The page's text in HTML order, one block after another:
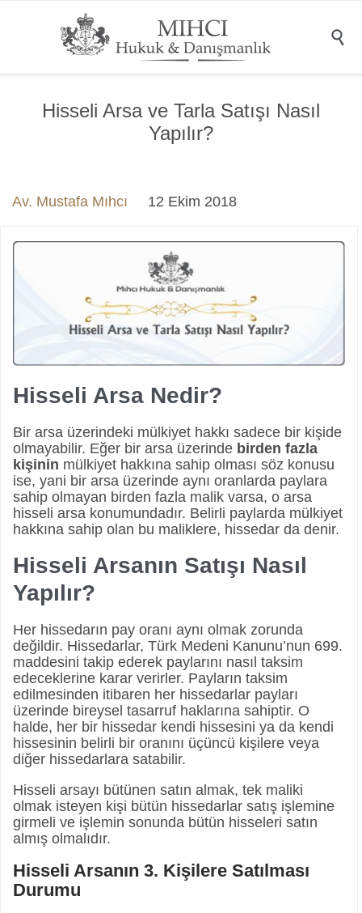

Hisseli Arsa ve Tarla Satışı Nasıl
Yapılır?
Av. Mustafa Mıhcı 12 Ekim 2018
Hisseli Arsa Nedir?
Bir arsa üzerindeki mülkiyet hakkı sadece bir kişide
olmayabilir. Eğer bir arsa üzerinde birden fazla
kişinin mülkiyet hakkına sahip olması söz konusu
ise, yani bir arsa üzerinde aynı oranlarda paylara
sahip olmayan birden fazla malik varsa, o arsa
hisseli arsa konumundadır. Belirli paylarda mülkiyet
hakkına sahip olan bu maliklere, hissedar da denir.
Hisseli Arsanın Satışı Nasıl
Yapılır?
Her hissedarın pay oranı aynı olmak zorunda
değildir. Hissedarlar, Türk Medeni Kanunu’nun 699.
maddesini takip ederek paylarını nasıl taksim
edeceklerine karar verirler. Payların taksim
edilmesinden itibaren her hissedarlar payları
üzerinde bireysel tasarruf haklarına sahiptir. O
halde, her bir hissedar kendi hissesini ya da kendi
hissesinin belirli bir oranını üçüncü kişilere veya
diğer hissedarlara satabilir.
Hisseli arsayı bütünen satın almak, tek maliki
olmak isteyen kişi bütün hissedarlar satış işlemine
girmeli ve işlemin sonunda bütün hisseleri satın
almış olmalıdır.
Hisseli Arsanın 3. Kişilere Satılması
Durumu